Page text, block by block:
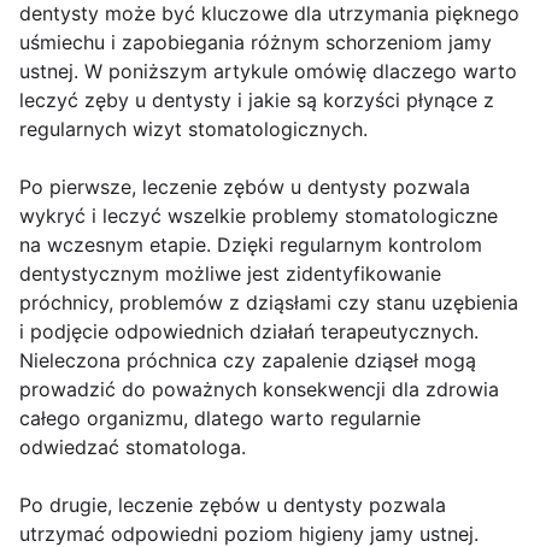
dentysty może być kluczowe dla utrzymania pięknego
uśmiechu i zapobiegania różnym schorzeniom jamy
ustnej. W poniższym artykule omówię dlaczego warto
leczyć zęby u dentysty i jakie są korzyści płynące z
regularnych wizyt stomatologicznych.
Po pierwsze, leczenie zębów u dentysty pozwala
wykryć i leczyć wszelkie problemy stomatologiczne
na wczesnym etapie. Dzięki regularnym kontrolom
dentystycznym możliwe jest zidentyfikowanie
próchnicy, problemów z dziąsłami czy stanu uzębienia
i podjęcie odpowiednich działań terapeutycznych.
Nieleczona próchnica czy zapalenie dziąseł mogą
prowadzić do poważnych konsekwencji dla zdrowia
całego organizmu, dlatego warto regularnie
odwiedzać stomatologa.
Po drugie, leczenie zębów u dentysty pozwala
utrzymać odpowiedni poziom higieny jamy ustnej.